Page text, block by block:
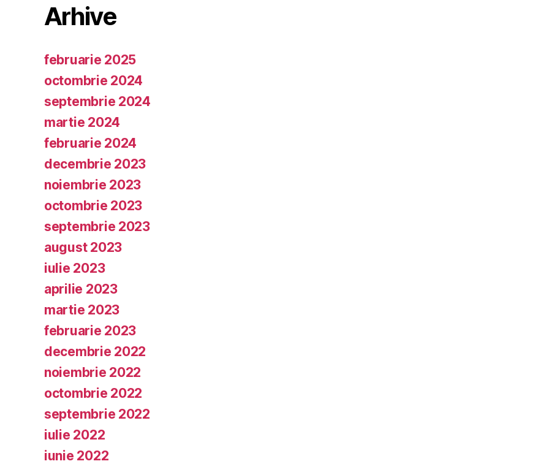
Arhive
februarie 2025
octombrie 2024
septembrie 2024
martie 2024
februarie 2024
decembrie 2023
noiembrie 2023
octombrie 2023
septembrie 2023
august 2023
iulie 2023
aprilie 2023
martie 2023
februarie 2023
decembrie 2022
noiembrie 2022
octombrie 2022
septembrie 2022
iulie 2022
iunie 2022